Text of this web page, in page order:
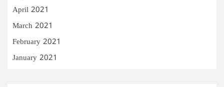
April 2021
March 2021
February 2021
January 2021